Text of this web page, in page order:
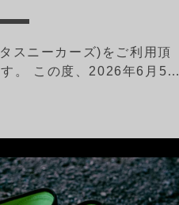
スニーカーズ)をご利用頂
。 この度、2026年6月5…